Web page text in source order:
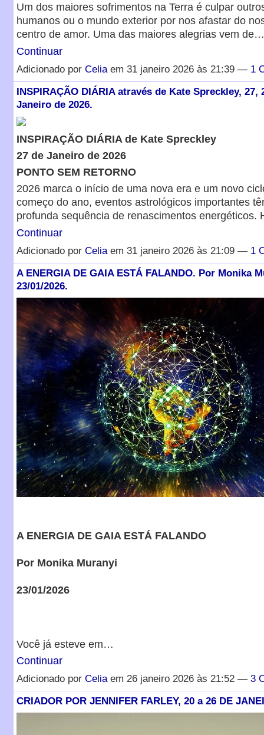
Um dos maiores sofrimentos na Terra é culpar
humanos ou o mundo exterior por nos afastar do
centro de amor. Uma das maiores alegrias vem de…
Continuar
Adicionado por Celiaem 31 janeiro 2026 às 21:39 — 1
INSPIRAÇÃO DIÁRIA através de Kate Spreckley, 27,
Janeiro de 2026.
INSPIRAÇÃO DIÁRIA de Kate Spreckley
27 de Janeiro de 2026
PONTO SEM RETORNO
2026 marca o início de uma nova era e um novo
começo do ano, eventos astrológicos importantes
profunda sequência de renascimentos energéticos.
Continuar
Adicionado por Celiaem 31 janeiro 2026 às 21:09 — 1
A ENERGIA DE GAIA ESTÁ FALANDO. Por Monika
23/01/2026.
A ENERGIA DE GAIA ESTÁ FALANDO
Por Monika Muranyi
23/01/2026
Você já esteve em…
Continuar
Adicionado por Celiaem 26 janeiro 2026 às 21:52 — 3
CRIADOR POR JENNIFER FARLEY, 20 a 26 DE